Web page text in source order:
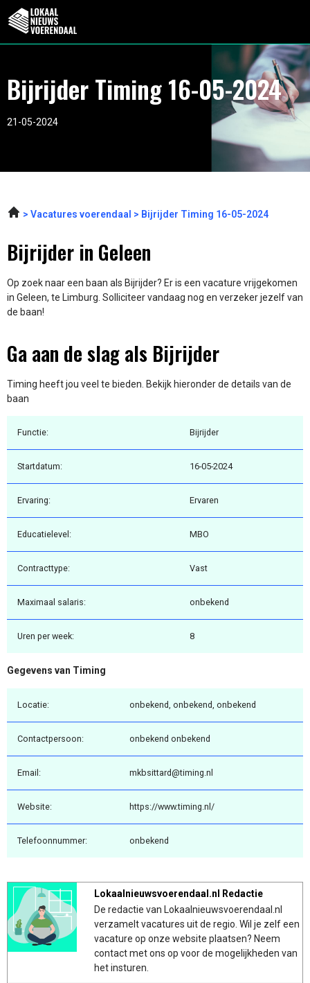
Bijrijder Timing 16-05-2024
21-05-2024
Vacatures voerendaal Bijrijder Timing 16-05-2024
Bijrijder in Geleen
Op zoek naar een baan als Bijrijder? Er is een vacature vrijgekomen
in Geleen, te Limburg. Solliciteer vandaag nog en verzeker jezelf van
de baan!
Ga aan de slag als Bijrijder
Timing heeft jou veel te bieden. Bekijk hieronder de details van de
baan
Functie: Bijrijder
Startdatum: 16-05-2024
Ervaring: Ervaren
Educatielevel: MBO
Contracttype: Vast
Maximaal salaris: onbekend
Uren per week: 8
Gegevens van Timing
Locatie: onbekend, onbekend, onbekend
Contactpersoon: onbekend onbekend
Email: mkbsittard@timing.nl
Website: https://www.timing.nl/
Telefoonnummer: onbekend
Lokaalnieuwsvoerendaal.nl Redactie
De redactie van Lokaalnieuwsvoerendaal.nl
verzamelt vacatures uit de regio. Wil je zelf een
vacature op onze website plaatsen? Neem
contact met ons op voor de mogelijkheden van
het insturen.